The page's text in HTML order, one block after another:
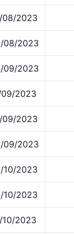
08/2023
08/2023
09/2023
09/2023
09/2023
09/2023
10/2023
10/2023
10/2023